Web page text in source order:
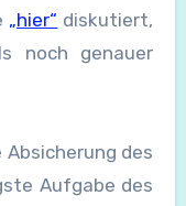
„hier“ diskutiert,
noch genauer
des
Aufgabe des